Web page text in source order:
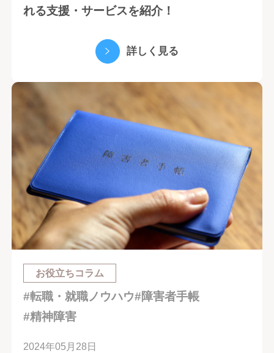
れる支援・サービスを紹介！
詳しく見る
お役立ちコラム
#転職・就職ノウハウ#障害者手帳
#精神障害
2024年05月28日